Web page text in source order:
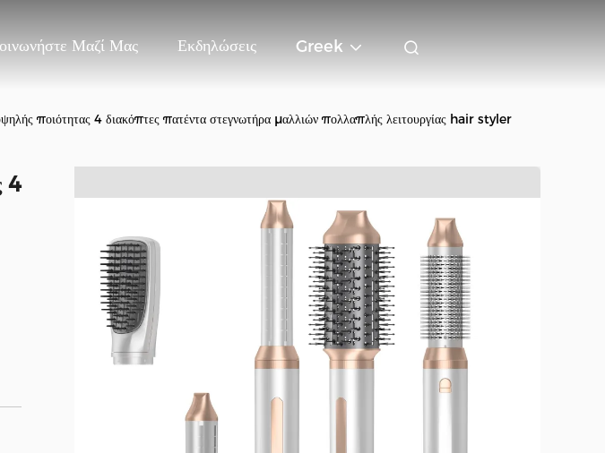
Μαζί Μας Εκδηλώσεις Greek
ποιότητας 4 διακόπτες πατέντα στεγνωτήρα μαλλιών πολλαπλής λειτουργίας hair styler
4